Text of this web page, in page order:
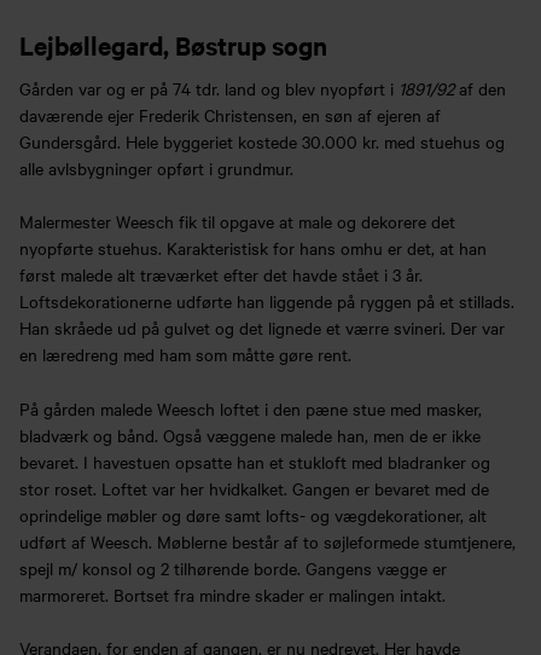
Lejbøllegard, Bøstrup sogn
Gården var og er på 74 tdr. land og blev nyopført i 1891/92af den
daværende ejer Frederik Christensen, en søn af ejeren af
Gundersgård. Hele byggeriet kostede 30.000 kr. med stuehus og
alle avlsbygninger opført i grundmur.
Malermester Weesch fik til opgave at male og dekorere det
nyopførte stuehus. Karakteristisk for hans omhu er det, at han
først malede alt træværket efter det havde stået i 3 år.
Loftsdekorationerne udførte han liggende på ryggen på et stillads.
Han skråede ud på gulvet og det lignede et værre svineri. Der var
en læredreng med ham som måtte gøre rent.
På gården malede Weesch loftet i den pæne stue med masker,
bladværk og bånd. Også væggene malede han, men de er ikke
bevaret. I havestuen opsatte han et stukloft med bladranker og
stor roset. Loftet var her hvidkalket. Gangen er bevaret med de
oprindelige møbler og døre samt lofts- og vægdekorationer, alt
udført af Weesch. Møblerne består af to søjleformede stumtjenere,
spejl m/ konsol og 2 tilhørende borde. Gangens vægge er
marmoreret. Bortset fra mindre skader er malingen intakt.
Verandaen, for enden af gangen, er nu nedrevet. Her havde